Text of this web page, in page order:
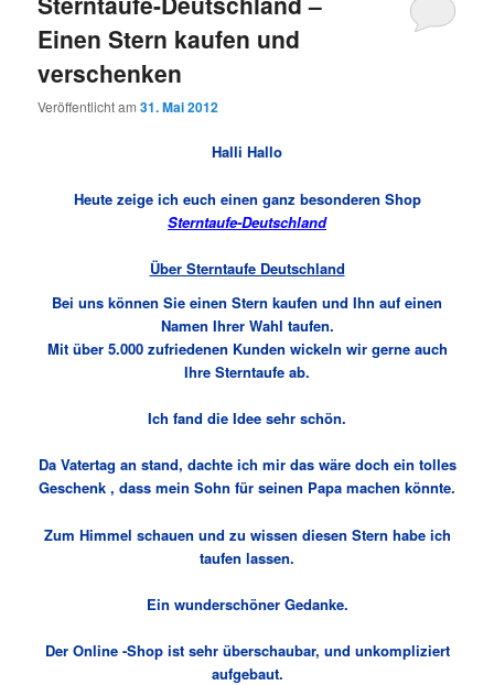
Einen Stern kaufen und
verschenken
Veröffentlicht am31. Mai 2012
Halli Hallo
Heute zeige ich euch einen ganz besonderen Shop
Sterntaufe-Deutschland
Über Sterntaufe Deutschland
Bei uns können Sie einen Stern kaufen und Ihn auf einen
Namen Ihrer Wahl taufen.
Mit über 5.000 zufriedenen Kunden wickeln wir gerne auch
Ihre Sterntaufe ab.
Ich fand die Idee sehr schön.
Da Vatertag an stand, dachte ich mir das wäre doch ein tolles
Geschenk , dass mein Sohn für seinen Papa machen könnte.
Zum Himmel schauen und zu wissen diesen Stern habe ich
taufen lassen.
Ein wunderschöner Gedanke.
Der Online -Shop ist sehr überschaubar, und unkompliziert
aufgebaut.